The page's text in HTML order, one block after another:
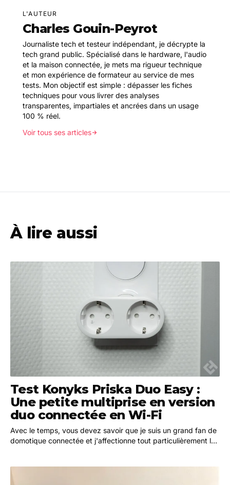
L'AUTEUR
Charles Gouin-Peyrot
Journaliste tech et testeur indépendant, je décrypte la
tech grand public. Spécialisé dans le hardware, l'audio
et la maison connectée, je mets ma rigueur technique
et mon expérience de formateur au service de mes
tests. Mon objectif est simple : dépasser les fiches
techniques pour vous livrer des analyses
transparentes, impartiales et ancrées dans un usage
100 % réel.
Voir tous ses articles
À lire aussi
Test Konyks Priska Duo Easy :
Une petite multiprise en version
duo connectée en Wi-Fi
Avec le temps, vous devez savoir que je suis un grand fan de
domotique connectée et j'affectionne tout particulièrement les